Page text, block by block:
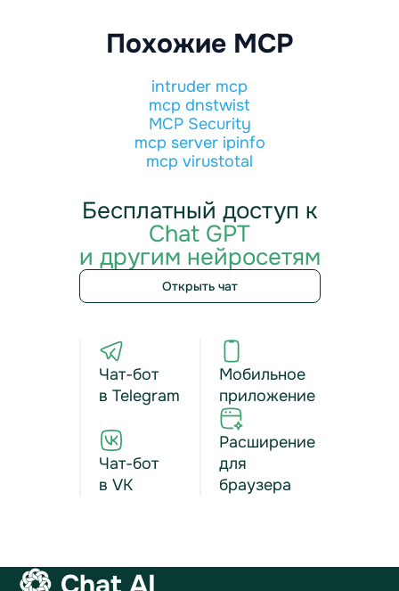
Похожие MCP
intruder mcp
mcp dnstwist
MCP Security
mcp server ipinfo
mcp virustotal
Бесплатный доступ к
Chat GPT
и другим нейросетям
Открыть чат
Чат-бот
в Telegram
Чат-бот
в VK
Мобильное
приложение
Расширение
для
браузера